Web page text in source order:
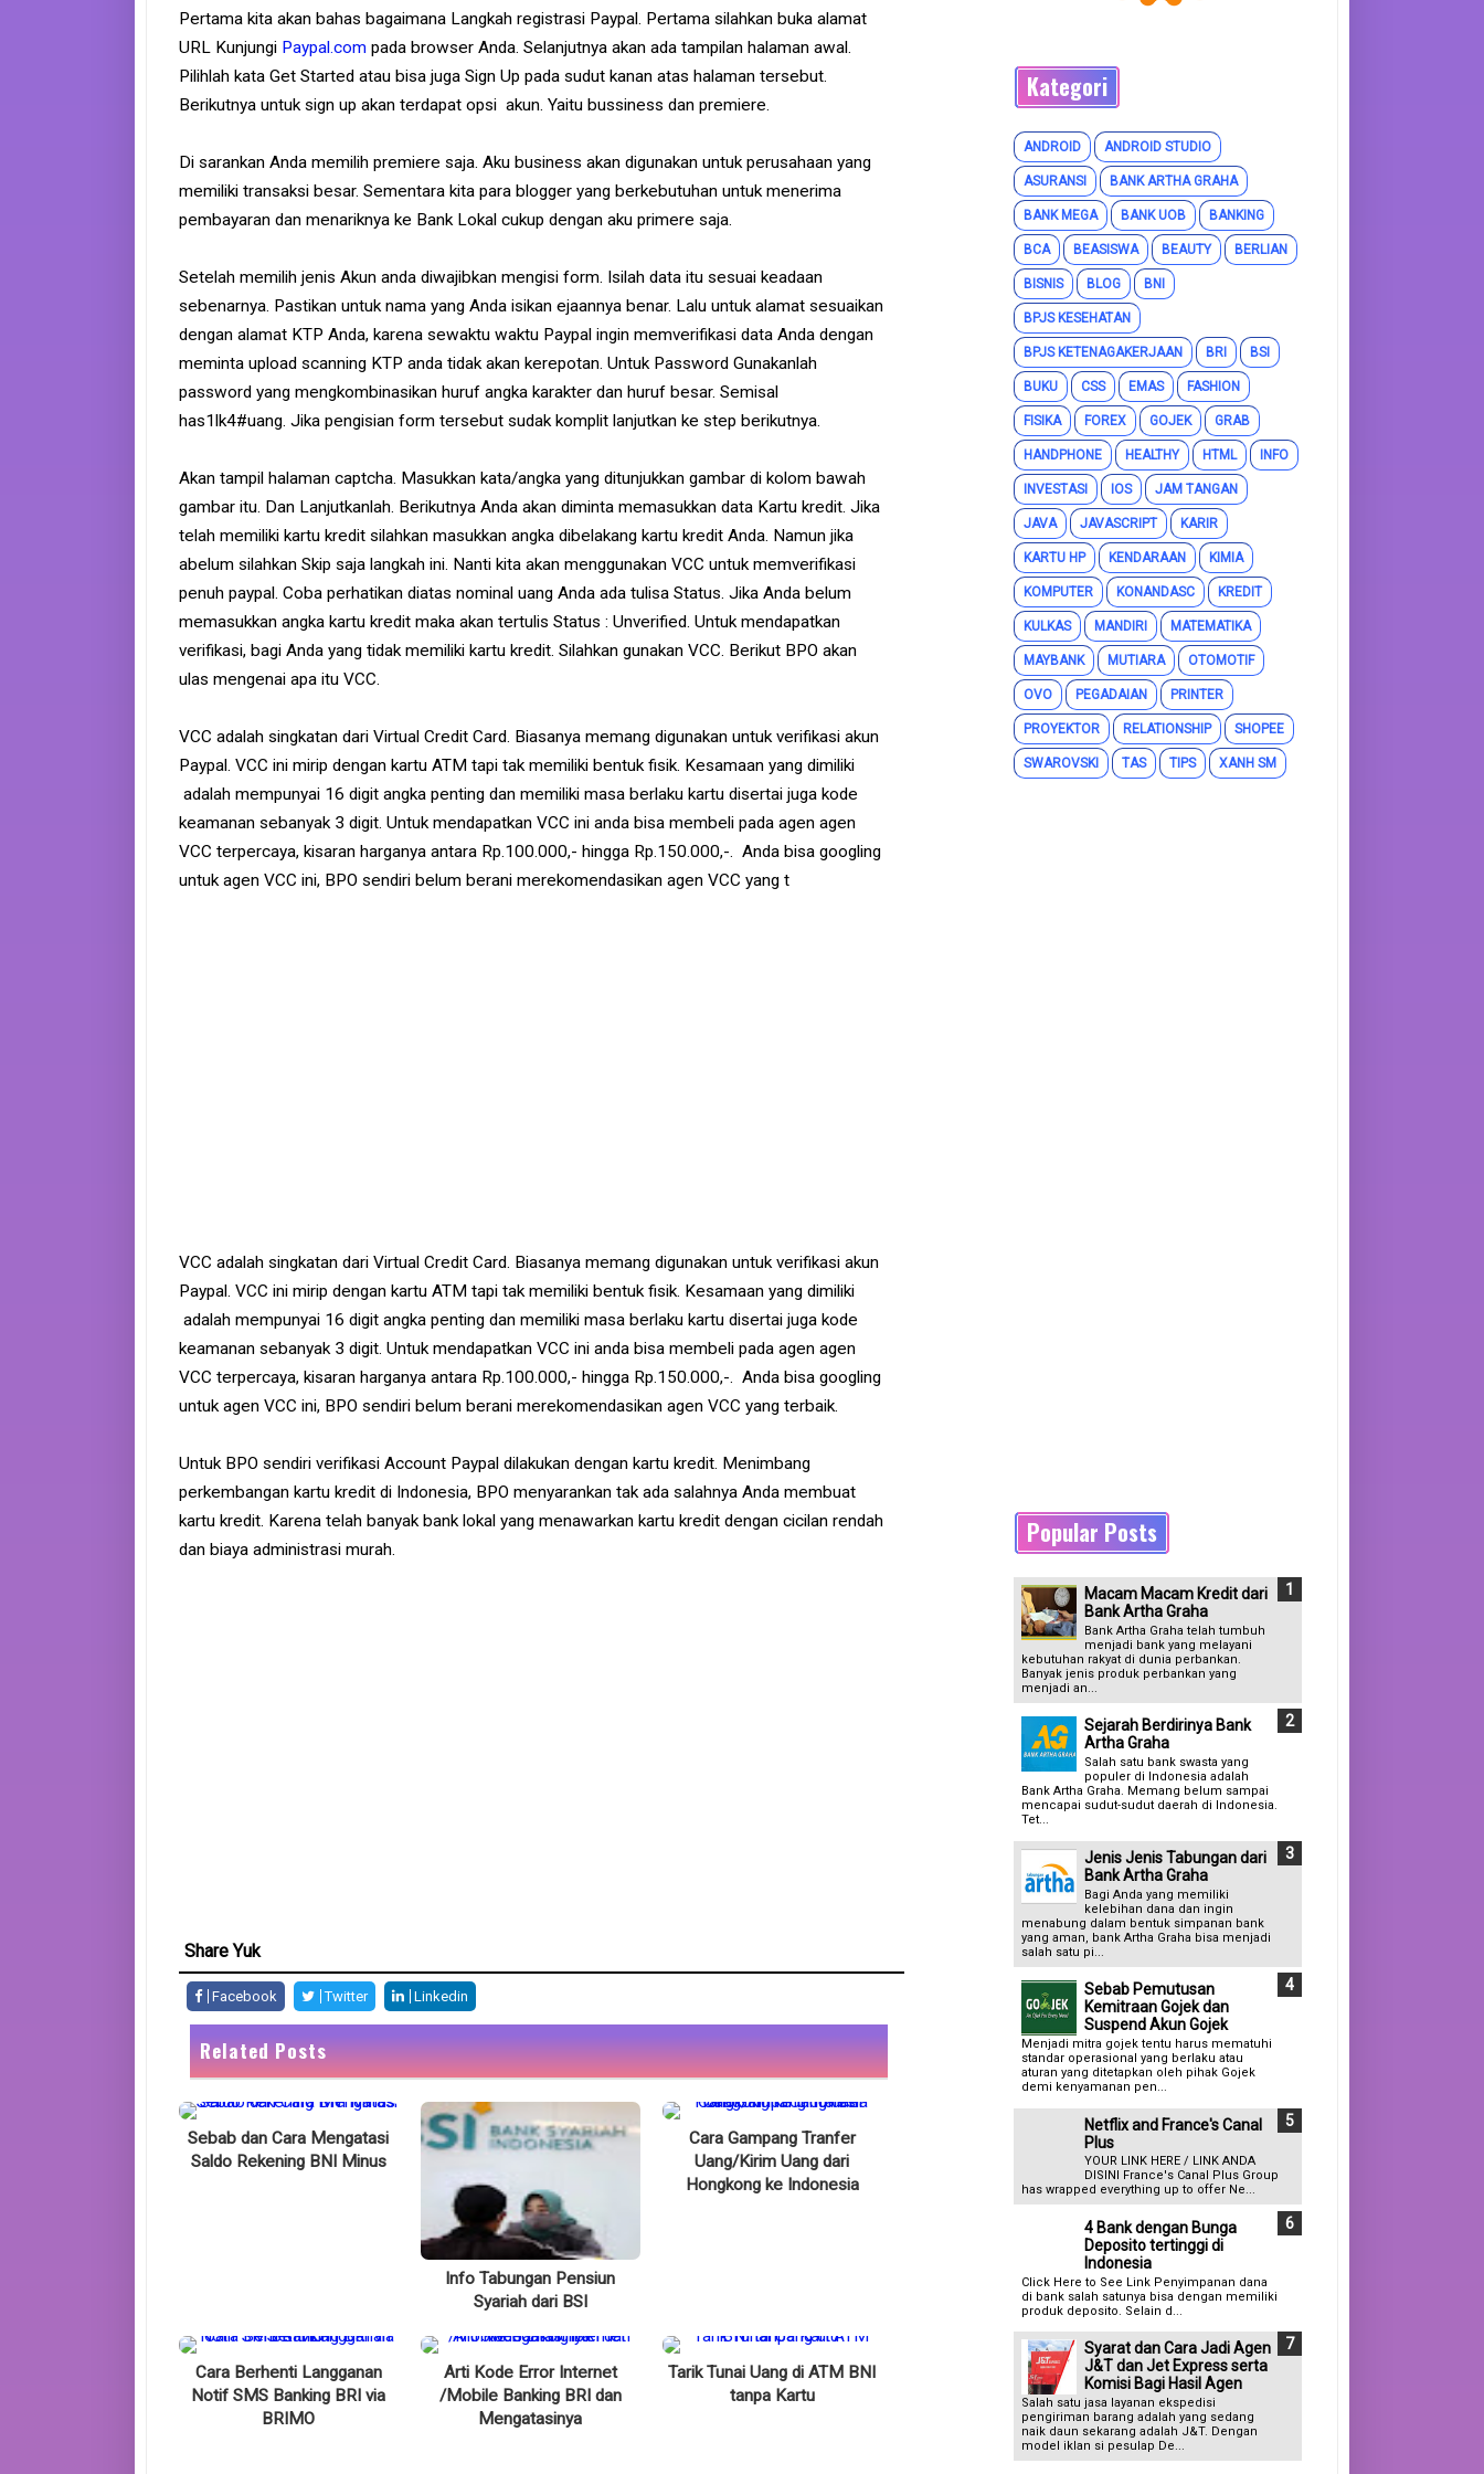
Pertama kita akan bahas bagaimana Langkah registrasi Paypal. Pertama silahkan buka alamat
URL Kunjungi Paypal.com pada browser Anda. Selanjutnya akan ada tampilan halaman awal.
Pilihlah kata Get Started atau bisa juga Sign Up pada sudut kanan atas halaman tersebut.
Berikutnya untuk sign up akan terdapat opsi akun. Yaitu bussiness dan premiere.
Di sarankan Anda memilih premiere saja. Aku business akan digunakan untuk perusahaan yang
memiliki transaksi besar. Sementara kita para blogger yang berkebutuhan untuk menerima
pembayaran dan menariknya ke Bank Lokal cukup dengan aku primere saja.
Setelah memilih jenis Akun anda diwajibkan mengisi form. Isilah data itu sesuai keadaan
sebenarnya. Pastikan untuk nama yang Anda isikan ejaannya benar. Lalu untuk alamat sesuaikan
dengan alamat KTP Anda, karena sewaktu waktu Paypal ingin memverifikasi data Anda dengan
meminta upload scanning KTP anda tidak akan kerepotan. Untuk Password Gunakanlah
password yang mengkombinasikan huruf angka karakter dan huruf besar. Semisal
has1lk4#uang. Jika pengisian form tersebut sudak komplit lanjutkan ke step berikutnya.
Akan tampil halaman captcha. Masukkan kata/angka yang ditunjukkan gambar di kolom bawah
gambar itu. Dan Lanjutkanlah. Berikutnya Anda akan diminta memasukkan data Kartu kredit. Jika
telah memiliki kartu kredit silahkan masukkan angka dibelakang kartu kredit Anda. Namun jika
abelum silahkan Skip saja langkah ini. Nanti kita akan menggunakan VCC untuk memverifikasi
penuh paypal. Coba perhatikan diatas nominal uang Anda ada tulisa Status. Jika Anda belum
memasukkan angka kartu kredit maka akan tertulis Status : Unverified. Untuk mendapatkan
verifikasi, bagi Anda yang tidak memiliki kartu kredit. Silahkan gunakan VCC. Berikut BPO akan
ulas mengenai apa itu VCC.
VCC adalah singkatan dari Virtual Credit Card. Biasanya memang digunakan untuk verifikasi akun
Paypal. VCC ini mirip dengan kartu ATM tapi tak memiliki bentuk fisik. Kesamaan yang dimiliki
adalah mempunyai 16 digit angka penting dan memiliki masa berlaku kartu disertai juga kode
keamanan sebanyak 3 digit. Untuk mendapatkan VCC ini anda bisa membeli pada agen agen
VCC terpercaya, kisaran harganya antara Rp.100.000,- hingga Rp.150.000,-. Anda bisa googling
untuk agen VCC ini, BPO sendiri belum berani merekomendasikan agen VCC yang t
VCC adalah singkatan dari Virtual Credit Card. Biasanya memang digunakan untuk verifikasi akun
Paypal. VCC ini mirip dengan kartu ATM tapi tak memiliki bentuk fisik. Kesamaan yang dimiliki
adalah mempunyai 16 digit angka penting dan memiliki masa berlaku kartu disertai juga kode
keamanan sebanyak 3 digit. Untuk mendapatkan VCC ini anda bisa membeli pada agen agen
VCC terpercaya, kisaran harganya antara Rp.100.000,- hingga Rp.150.000,-. Anda bisa googling
untuk agen VCC ini, BPO sendiri belum berani merekomendasikan agen VCC yang terbaik.
Untuk BPO sendiri verifikasi Account Paypal dilakukan dengan kartu kredit. Menimbang
perkembangan kartu kredit di Indonesia, BPO menyarankan tak ada salahnya Anda membuat
kartu kredit. Karena telah banyak bank lokal yang menawarkan kartu kredit dengan cicilan rendah
dan biaya administrasi murah.
Share Yuk
Facebook Twitter Linkedin
Related Posts
Sebab dan Cara Mengatasi
Saldo Rekening BNI Minus
Info Tabungan Pensiun
Syariah dari BSI
Cara Gampang Tranfer
Uang/Kirim Uang dari
Hongkong ke Indonesia
Cara Berhenti Langganan
Notif SMS Banking BRI via
BRIMO
Arti Kode Error Internet
/Mobile Banking BRI dan
Mengatasinya
Tarik Tunai Uang di ATM BNI
tanpa Kartu
Kategori
ANDROID ANDROID STUDIO
ASURANSI BANK ARTHA GRAHA
BANK MEGA BANK UOB BANKING
BCA BEASISWA BEAUTY BERLIAN
BISNIS BLOG BNI
BPJS KESEHATAN
BPJS KETENAGAKERJAAN BRI BSI
BUKU CSS EMAS FASHION
FISIKA FOREX GOJEK GRAB
HANDPHONE HEALTHY HTML INFO
INVESTASI IOS JAM TANGAN
JAVA JAVASCRIPT KARIR
KARTU HP KENDARAAN KIMIA
KOMPUTER KONANDASC KREDIT
KULKAS MANDIRI MATEMATIKA
MAYBANK MUTIARA OTOMOTIF
OVO PEGADAIAN PRINTER
PROYEKTOR RELATIONSHIP SHOPEE
SWAROVSKI TAS TIPS XANH SM
Popular Posts
Macam Macam Kredit dari
Bank Artha Graha
Bank Artha Graha telah tumbuh
menjadi bank yang melayani
kebutuhan rakyat di dunia perbankan.
Banyak jenis produk perbankan yang
menjadi an...
Sejarah Berdirinya Bank
Artha Graha
Salah satu bank swasta yang
populer di Indonesia adalah
Bank Artha Graha. Memang belum sampai
mencapai sudut-sudut daerah di Indonesia.
Tet...
Jenis Jenis Tabungan dari
Bank Artha Graha
Bagi Anda yang memiliki
kelebihan dana dan ingin
menabung dalam bentuk simpanan bank
yang aman, bank Artha Graha bisa menjadi
salah satu pi...
Sebab Pemutusan
Kemitraan Gojek dan
Suspend Akun Gojek
Menjadi mitra gojek tentu harus mematuhi
standar operasional yang berlaku atau
aturan yang ditetapkan oleh pihak Gojek
demi kenyamanan pen...
Netflix and France's Canal
Plus
YOUR LINK HERE / LINK ANDA
DISINI France's Canal Plus Group
has wrapped everything up to offer Ne...
4 Bank dengan Bunga
Deposito tertinggi di
Indonesia
Click Here to See Link Penyimpanan dana
di bank salah satunya bisa dengan memiliki
produk deposito. Selain d...
Syarat dan Cara Jadi Agen
J&T dan Jet Express serta
Komisi Bagi Hasil Agen
Salah satu jasa layanan ekspedisi
pengiriman barang adalah yang sedang
naik daun sekarang adalah J&T. Dengan
model iklan si pesulap De...